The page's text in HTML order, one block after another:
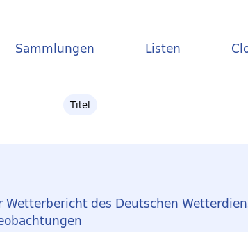
Sammlungen Listen
Titel
Wetterbericht des Deutschen